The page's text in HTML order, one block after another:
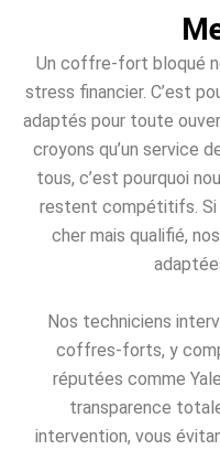
Un coffre-fort bloqué
stress financier. C’est
adaptés pour toute
croyons qu’un service
tous, c’est pourquoi
restent compétitifs. Si
cher mais qualifié,
Nos techniciens
coffres-forts, y
réputées comme
transparence
intervention, vous